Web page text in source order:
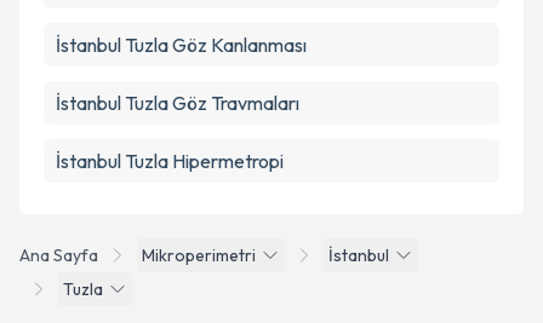
Ana Sayfa Mikroperimetri
İstanbul
Tuzla
İstanbul Tuzla Göz Kanlanması
İstanbul Tuzla Göz Travmaları
İstanbul Tuzla Hipermetropi